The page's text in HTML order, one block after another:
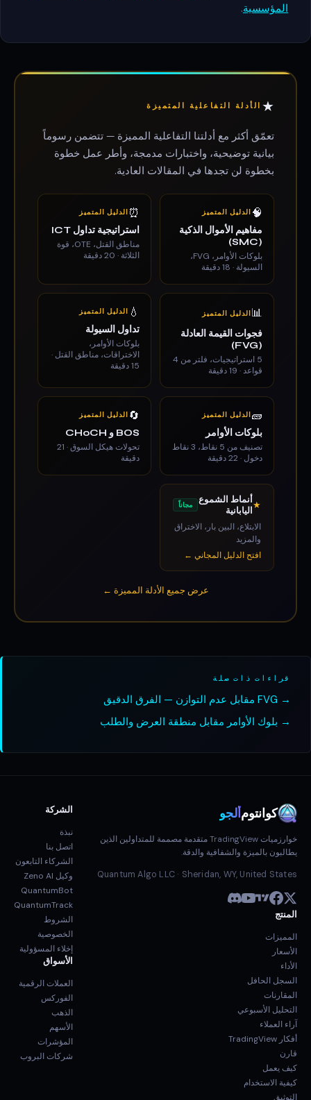
المؤسسية.
★ الأدلة التفاعلية المتميزة
تعمّق أكثر مع أدلتنا التفاعلية المميزة — تتضمن رسوماً
بيانية توضيحية، واختبارات مدمجة، وأطر عمل خطوة
بخطوة لن تجدها في المقالات العادية.
🧠 الدليل المتميز
مفاهيم الأموال الذكية
(SMC)
بلوكات الأوامر، FVG،
السيولة · 18 دقيقة
⏰ الدليل المتميز
استراتيجية تداول ICT
مناطق القتل، OTE، قوة
الثلاثة · 20 دقيقة
📊 الدليل المتميز
فجوات القيمة العادلة
(FVG)
5 استراتيجيات، فلتر من 4
قواعد · 19 دقيقة
💧 الدليل المتميز
تداول السيولة
بلوكات الأوامر،
الاختراقات، مناطق القتل ·
15 دقيقة
🧱 الدليل المتميز
بلوكات الأوامر
تصنيف من 5 نقاط، 3 نقاط
دخول · 22 دقيقة
🔄 الدليل المتميز
BOS و CHoCH
تحولات هيكل السوق · 21
دقيقة
★أنماط الشموع
اليابانية
مجاناً
الابتلاع، البين بار، الاختراق
والمزيد
افتح الدليل المجاني ←
عرض جميع الأدلة المميزة ←
قراءات ذات صلة
→ FVG مقابل عدم التوازن — الفرق الدقيق
→ بلوك الأوامر مقابل منطقة العرض والطلب
كوانتومألجو
خوارزميات TradingView متقدمة مصممة للمتداولين الذين
يطالبون بالميزة والشفافية والدقة.
Quantum Algo LLC · Sheridan, WY, United States
المنتج
المميزات
الأسعار
الأداء
السجل الحافل
المقارنات
التحليل الأسبوعي
آراء العملاء
أفكار TradingView
قارن
كيف يعمل
كيفية الاستخدام
التوثيق
الشركة
نبذة
اتصل بنا
الشركاء التابعون
وكيل Zeno AI
QuantumBot
QuantumTrack
الشروط
الخصوصية
إخلاء المسؤولية
الأسواق
العملات الرقمية
الفوركس
الذهب
الأسهم
المؤشرات
شركات البروب